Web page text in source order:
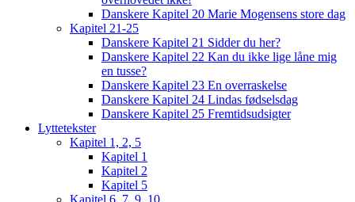
Danskere Kapitel 20 Marie Mogensens store dag
Kapitel 21-25
Danskere Kapitel 21 Sidder du her?
Danskere Kapitel 22 Kan du ikke lige låne mig
en tusse?
Danskere Kapitel 23 En overraskelse
Danskere Kapitel 24 Lindas fødselsdag
Danskere Kapitel 25 Fremtidsudsigter
Lyttetekster
Kapitel 1, 2, 5
Kapitel 1
Kapitel 2
Kapitel 5
Kapitel 6, 7, 9, 10